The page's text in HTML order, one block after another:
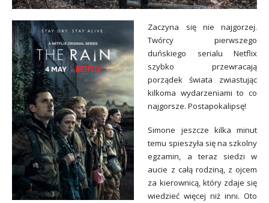
Zaczyna się nie najgorzej.
Twórcy pierwszego
duńskiego serialu Netflix
szybko przewracają
porządek świata zwiastując
kilkoma wydarzeniami to co
najgorsze. Postapokalipsę!
Simone jeszcze kilka minut
temu spieszyła się na szkolny
egzamin, a teraz siedzi w
aucie z całą rodziną, z ojcem
za kierownicą, który zdaje się
wiedzieć więcej niż inni. Oto